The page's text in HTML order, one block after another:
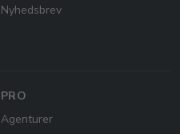
Nyhedsbrev
PRO
Agenturer